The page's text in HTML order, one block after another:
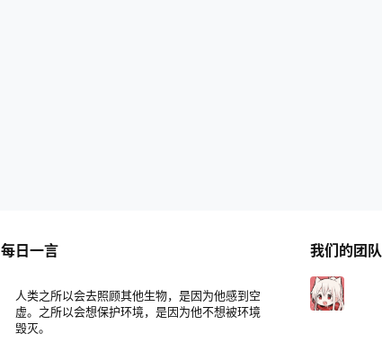
每日一言
人类之所以会去照顾其他生物，是因为他感到空
虚。之所以会想保护环境，是因为他不想被环境
毁灭。
我们的团队